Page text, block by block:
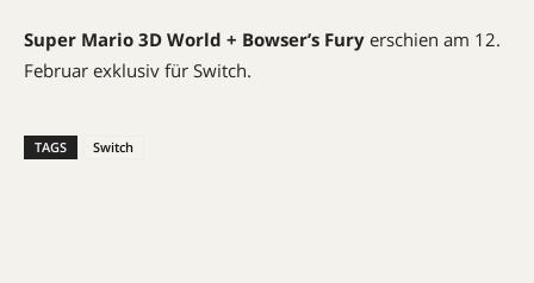
Super Mario 3D World + Bowser’s Fury erschien am 12.
Februar exklusiv für Switch.
TAGS Switch